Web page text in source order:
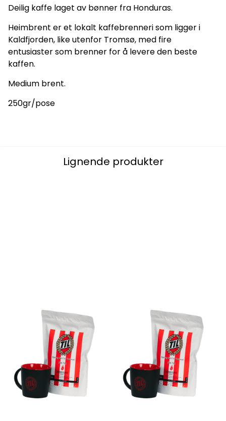
Deilig kaffe laget av bønner fra Honduras.
Heimbrent er et lokalt kaffebrenneri som ligger i
Kaldfjorden, like utenfor Tromsø, med fire
entusiaster som brenner for å levere den beste
kaffen.
Medium brent.
250gr/pose
Lignende produkter